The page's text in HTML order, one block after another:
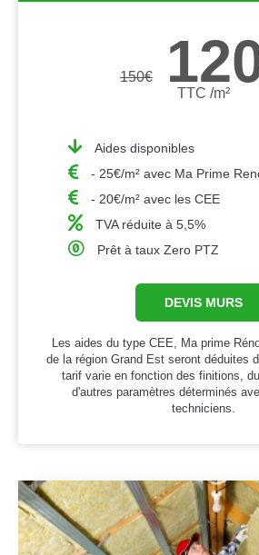
150€
TTC /m²
Aides disponibles
- 25€/m² avec Ma Prime
- 20€/m² avec les CEE
TVA réduite à 5,5%
Prêt à taux Zero PTZ
DEVIS MURS
Les aides du type CEE, Ma prime
de la région Grand Est seront déduites
tarif varie en fonction des finitions,
d'autres paramètres déterminés
techniciens.